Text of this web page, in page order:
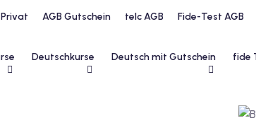
Privat AGB Gutschein telc AGB Fide-Test AGB
Deutschkurse Deutsch mit Gutschein fide